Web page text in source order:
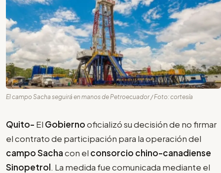
El campo Sacha seguirá en manos de Petroecuador / Foto: cortesía
Quito- El Gobiernooficializó su decisión de no firmar
el contrato de participación para la operación del
campo Sachacon el consorcio chino-canadiense
Sinopetrol. La medida fue comunicada mediante el